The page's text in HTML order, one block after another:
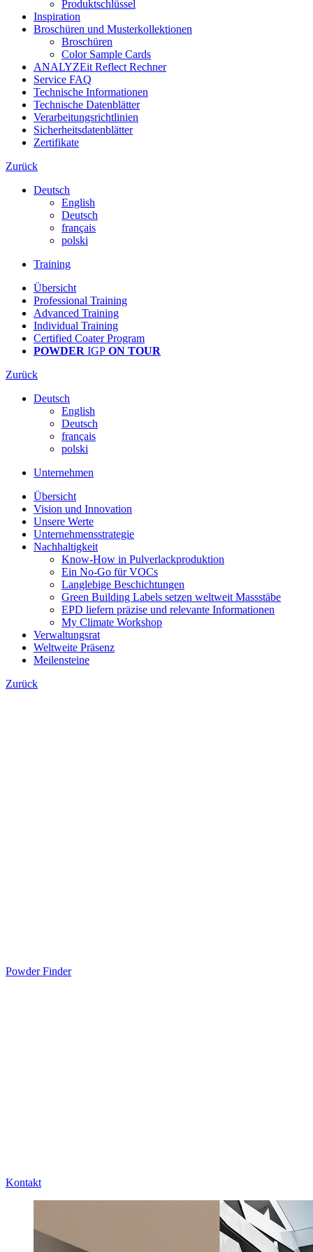
Produktschlüssel
Inspiration
Broschüren und Musterkollektionen
Broschüren
Color Sample Cards
ANALYZEit Reflect Rechner
Service FAQ
Technische Informationen
Technische Datenblätter
Verarbeitungsrichtlinien
Sicherheitsdatenblätter
Zertifikate
Zurück
Deutsch
English
Deutsch
français
polski
Training
Übersicht
Professional Training
Advanced Training
Individual Training
Certified Coater Program
POWDER IGP ON TOUR
Zurück
Deutsch
English
Deutsch
français
polski
Unternehmen
Übersicht
Vision und Innovation
Unsere Werte
Unternehmensstrategie
Nachhaltigkeit
Know-How in Pulverlackproduktion
Ein No-Go für VOCs
Langlebige Beschichtungen
Green Building Labels setzen weltweit Massstäbe
EPD liefern präzise und relevante Informationen
My Climate Workshop
Verwaltungsrat
Weltweite Präsenz
Meilensteine
Zurück
Powder Finder
Kontakt